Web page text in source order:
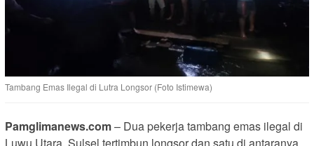
Tambang Emas Ilegal di Lutra Longsor (Foto Istimewa)
Pamglimanews.com– Dua pekerja tambang emas ilegal di
Luwu Utara, Sulsel tertimbun longsor dan satu di antaranya